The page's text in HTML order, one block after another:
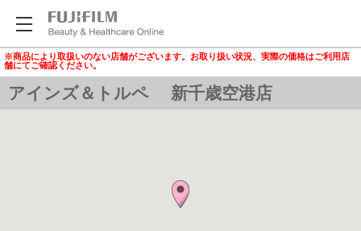
※商品により取扱いのない店舗がございます。お取り扱い状況、実際の価格はご利用店
舗にてご確認ください。
アインズ＆トルペ 新千歳空港店